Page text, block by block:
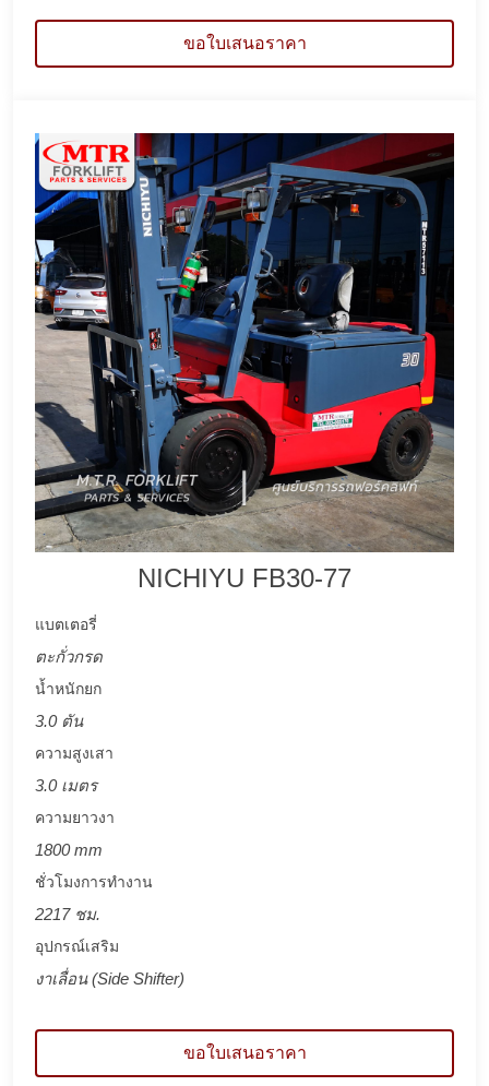
ขอใบเสนอราคา
NICHIYU FB30-77
แบตเตอรี่
ตะกั่วกรด
น้ำหนักยก
3.0 ตัน
ความสูงเสา
3.0 เมตร
ความยาวงา
1800 mm
ชั่วโมงการทำงาน
2217 ชม.
อุปกรณ์เสริม
งาเลื่อน (Side Shifter)
ขอใบเสนอราคา